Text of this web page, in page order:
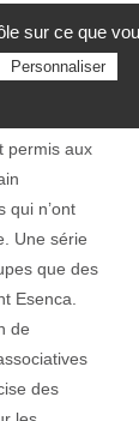
handicap
à
permis aux
qui n’ont
Une série
que des
Esenca.
de
des
sur ce que
Personnaliser